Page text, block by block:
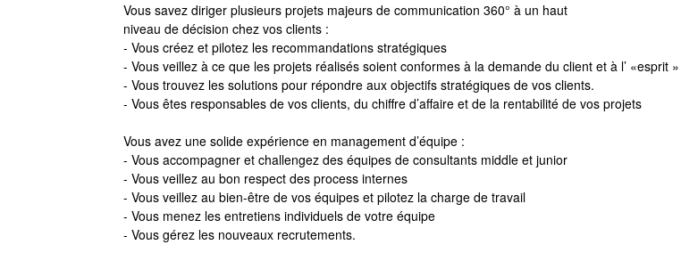
Vous savez diriger plusieurs projets majeurs de communication 360° à un haut
niveau de décision chez vos clients :
- Vous créez et pilotez les recommandations stratégiques
- Vous veillez à ce que les projets réalisés soient conformes à la demande du client et à l’ «esprit
- Vous trouvez les solutions pour répondre aux objectifs stratégiques de vos clients.
- Vous êtes responsables de vos clients, du chiffre d’affaire et de la rentabilité de vos projets
Vous avez une solide expérience en management d’équipe :
- Vous accompagner et challengez des équipes de consultants middle et junior
- Vous veillez au bon respect des process internes
- Vous veillez au bien-être de vos équipes et pilotez la charge de travail
- Vous menez les entretiens individuels de votre équipe
- Vous gérez les nouveaux recrutements.